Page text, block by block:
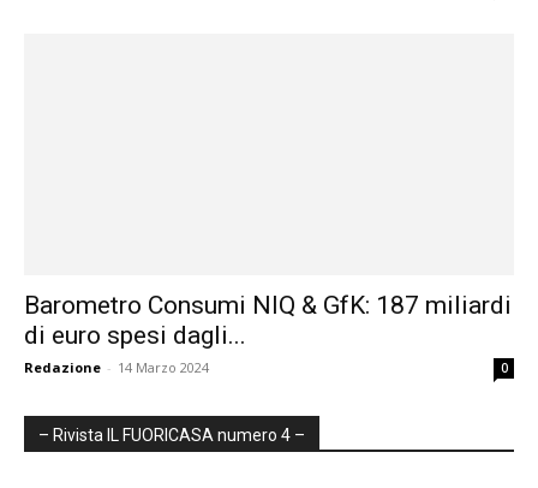
Barometro Consumi NIQ & GfK: 187 miliardi
di euro spesi dagli...
Redazione - 14 Marzo 2024 0
– Rivista IL FUORICASA numero 4 –